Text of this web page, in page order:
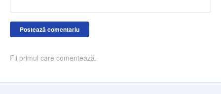
Postează comentariu
Fii primul care comentează.